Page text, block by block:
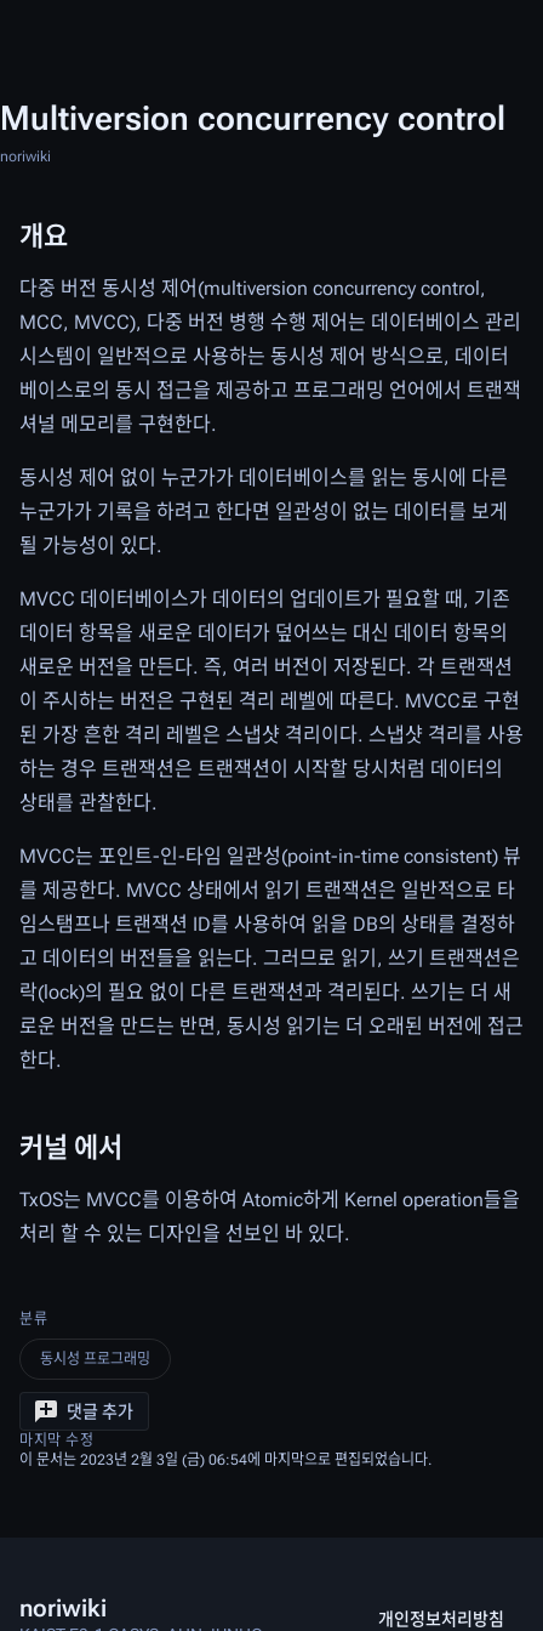
Multiversion concurrency control
noriwiki
개요
다중 버전 동시성 제어(multiversion concurrency control,
MCC, MVCC), 다중 버전 병행 수행 제어는 데이터베이스 관리
시스템이 일반적으로 사용하는 동시성 제어 방식으로, 데이터
베이스로의 동시 접근을 제공하고 프로그래밍 언어에서 트랜잭
셔널 메모리를 구현한다.
동시성 제어 없이 누군가가 데이터베이스를 읽는 동시에 다른
누군가가 기록을 하려고 한다면 일관성이 없는 데이터를 보게
될 가능성이 있다.
MVCC 데이터베이스가 데이터의 업데이트가 필요할 때, 기존
데이터 항목을 새로운 데이터가 덮어쓰는 대신 데이터 항목의
새로운 버전을 만든다. 즉, 여러 버전이 저장된다. 각 트랜잭션
이 주시하는 버전은 구현된 격리 레벨에 따른다. MVCC로 구현
된 가장 흔한 격리 레벨은 스냅샷 격리이다. 스냅샷 격리를 사용
하는 경우 트랜잭션은 트랜잭션이 시작할 당시처럼 데이터의
상태를 관찰한다.
MVCC는 포인트-인-타임 일관성(point-in-time consistent) 뷰
를 제공한다. MVCC 상태에서 읽기 트랜잭션은 일반적으로 타
임스탬프나 트랜잭션 ID를 사용하여 읽을 DB의 상태를 결정하
고 데이터의 버전들을 읽는다. 그러므로 읽기, 쓰기 트랜잭션은
락(lock)의 필요 없이 다른 트랜잭션과 격리된다. 쓰기는 더 새
로운 버전을 만드는 반면, 동시성 읽기는 더 오래된 버전에 접근
한다.
커널 에서
TxOS는 MVCC를 이용하여 Atomic하게 Kernel operation들을
처리 할 수 있는 디자인을 선보인 바 있다.
분류
동시성 프로그래밍
댓글 추가
마지막 수정
이 문서는 2023년 2월 3일 (금) 06:54에 마지막으로 편집되었습니다.
noriwiki 개인정보처리방침